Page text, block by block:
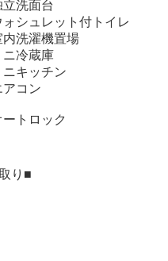
立洗面台
ォシュレット付トイレ
内洗濯機置場
ニ冷蔵庫
ニキッチン
アコン
ートロック
り■